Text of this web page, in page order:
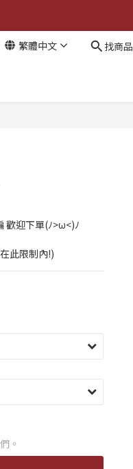
繁體中文 找商品
歡迎下單(ﾉ>ω<)ﾉ
此限制內!)
。